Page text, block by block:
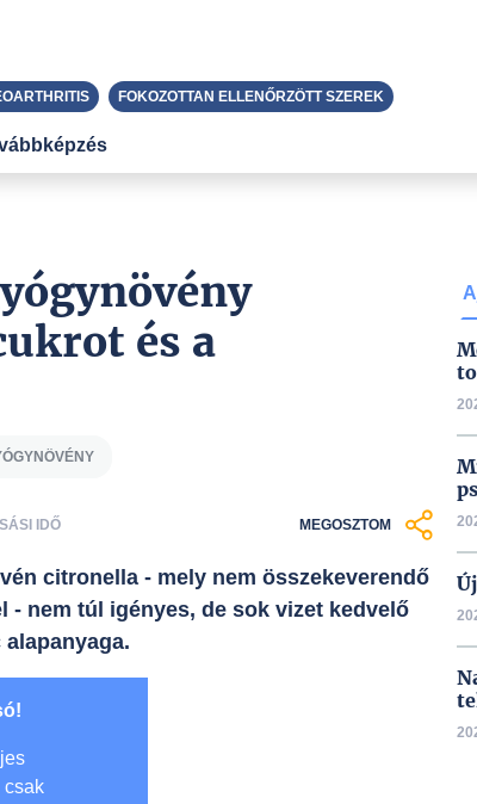
és a
IDŐ MEGOSZTOM
citronella - mely nem összekeverendő
nem túl igényes, de sok vizet kedvelő
csak
FOKOZOTTAN ELLENŐRZÖTT SZEREK